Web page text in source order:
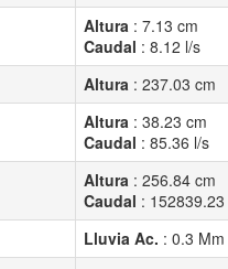
Altura : 7.13 cm
Caudal : 8.12 l/s
Altura : 237.03 cm
Altura : 38.23 cm
Caudal : 85.36 l/s
Altura : 256.84 cm
Caudal : 152839.23
Lluvia Ac. : 0.3 Mm